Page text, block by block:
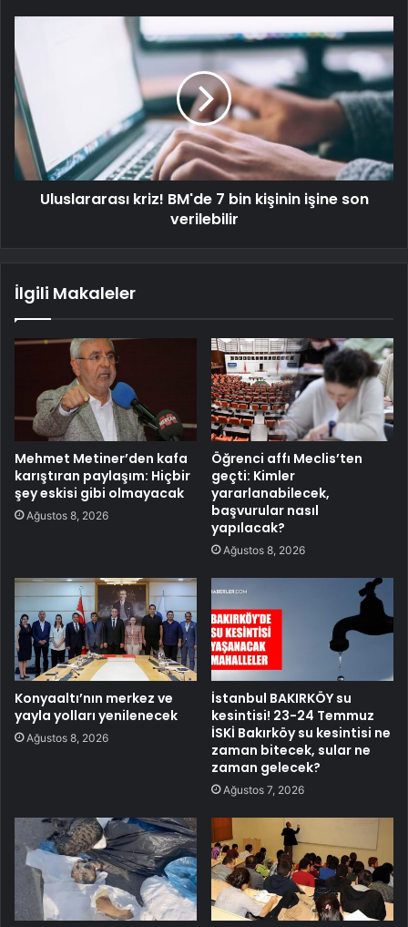
Uluslararası kriz! BM'de 7 bin kişinin işine son
verilebilir
İlgili Makaleler
Mehmet Metiner’den kafa
karıştıran paylaşım: Hiçbir
şey eskisi gibi olmayacak
Ağustos 8, 2026
Öğrenci affı Meclis’ten
geçti: Kimler
yararlanabilecek,
başvurular nasıl
yapılacak?
Ağustos 8, 2026
Konyaaltı’nın merkez ve
yayla yolları yenilenecek
Ağustos 8, 2026
İstanbul BAKIRKÖY su
kesintisi! 23-24 Temmuz
İSKİ Bakırköy su kesintisi ne
zaman bitecek, sular ne
zaman gelecek?
Ağustos 7, 2026